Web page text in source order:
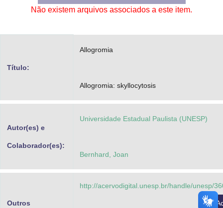
Advocacia-Geral da União
Não existem arquivos associados a este item.
Título:
Allogromia
Allogromia: skyllocytosis
Autor(es) e
Colaborador(es):
Universidade Estadual Paulista (UNESP)
Bernhard, Joan
Outros
http://acervodigital.unesp.br/handle/unesp/